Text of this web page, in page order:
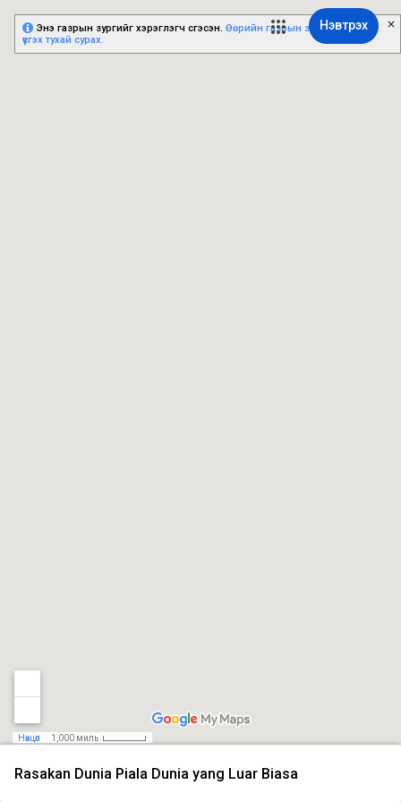
Нэвтрэх
Rasakan Dunia Piala Dunia yang Luar Biasa
Нөхцөл 1,000 миль
Энэ газрын зургийг хэрэглэгч үүсгэсэн. Өөрийн газрын зургийг хэрхэн
үүсгэх тухай сурах.